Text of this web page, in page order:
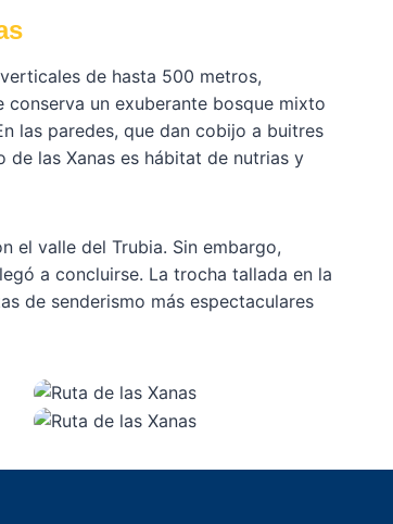
de hasta 500 metros,
un exuberante bosque mixto
las paredes, que dan cobijo a buitres
las Xanas es hábitat de nutrias y
el valle del Trubia. Sin embargo,
a concluirse. La trocha tallada en la
de senderismo más espectaculares